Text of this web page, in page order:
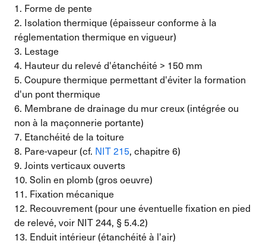
1. Forme de pente
2. Isolation thermique (épaisseur conforme à la
réglementation thermique en vigueur)
3. Lestage
4. Hauteur du relevé d'étanchéité > 150 mm
5. Coupure thermique permettant d'éviter la formation
d'un pont thermique
6. Membrane de drainage du mur creux (intégrée ou
non à la maçonnerie portante)
7. Etanchéité de la toiture
8. Pare-vapeur (cf. NIT 215, chapitre 6)
9. Joints verticaux ouverts
10. Solin en plomb (gros oeuvre)
11. Fixation mécanique
12. Recouvrement (pour une éventuelle fixation en pied
de relevé, voir NIT 244, § 5.4.2)
13. Enduit intérieur (étanchéité à l'air)